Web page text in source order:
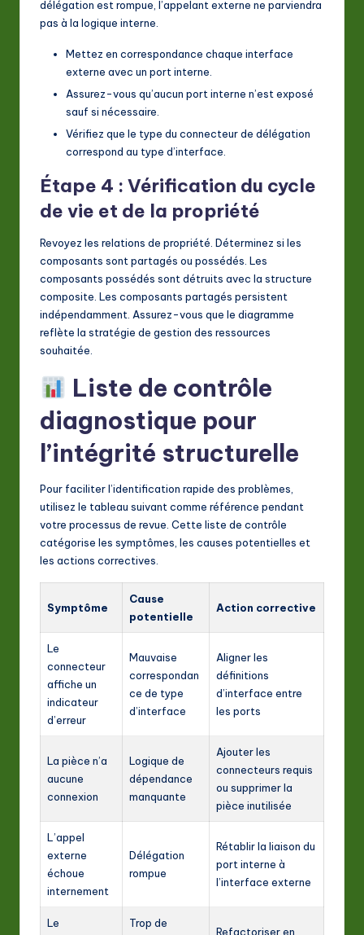
délégation est rompue, l’appelant externe ne parviendra
pas à la logique interne.
Mettez en correspondance chaque interface
externe avec un port interne.
Assurez-vous qu’aucun port interne n’est exposé
sauf si nécessaire.
Vérifiez que le type du connecteur de délégation
correspond au type d’interface.
Étape 4 : Vérification du cycle
de vie et de la propriété
Revoyez les relations de propriété. Déterminez si les
composants sont partagés ou possédés. Les
composants possédés sont détruits avec la structure
composite. Les composants partagés persistent
indépendamment. Assurez-vous que le diagramme
reflète la stratégie de gestion des ressources
souhaitée.
Liste de contrôle
diagnostique pour
l’intégrité structurelle
Pour faciliter l’identification rapide des problèmes,
utilisez le tableau suivant comme référence pendant
votre processus de revue. Cette liste de contrôle
catégorise les symptômes, les causes potentielles et
les actions correctives.
Symptôme
Cause
potentielle
Action corrective
Le
connecteur
affiche un
indicateur
d’erreur
Mauvaise
correspondan
ce de type
d’interface
Aligner les
définitions
d’interface entre
les ports
La pièce n’a
aucune
connexion
Logique de
dépendance
manquante
Ajouter les
connecteurs requis
ou supprimer la
pièce inutilisée
L’appel
externe
échoue
internement
Délégation
rompue
Rétablir la liaison du
port interne à
l’interface externe
Le
Trop de
Refactoriser en